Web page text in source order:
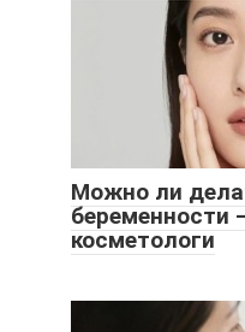
Можно ли
беременности
косметологи